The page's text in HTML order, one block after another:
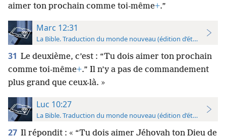
aimer ton prochain comme toi-même+.”
Marc 12:31
La Bible. Traduction du monde nouveau (édition d’étude)
31 Le deuxième, c’est : “Tu dois aimer ton prochain
comme toi-même+.” Il n’y a pas de commandement
plus grand que ceux-là. »
Luc 10:27
La Bible. Traduction du monde nouveau (édition d’étude)
27 Il répondit : « “Tu dois aimer Jéhovah ton Dieu de